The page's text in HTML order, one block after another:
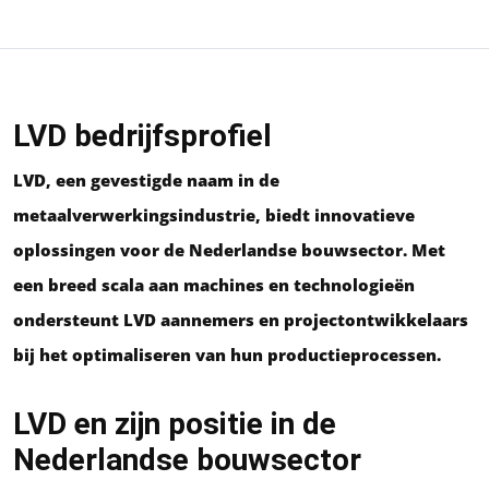
LVD bedrijfsprofiel
LVD, een gevestigde naam in de
metaalverwerkingsindustrie, biedt innovatieve
oplossingen voor de Nederlandse bouwsector. Met
een breed scala aan machines en technologieën
ondersteunt LVD aannemers en projectontwikkelaars
bij het optimaliseren van hun productieprocessen.
LVD en zijn positie in de
Nederlandse bouwsector